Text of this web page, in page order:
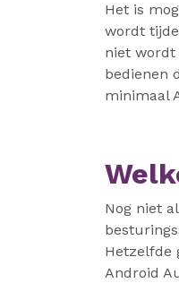
Het is
wordt
niet wordt
bedienen
minimaal
Nog niet
Hetzelfde
Android